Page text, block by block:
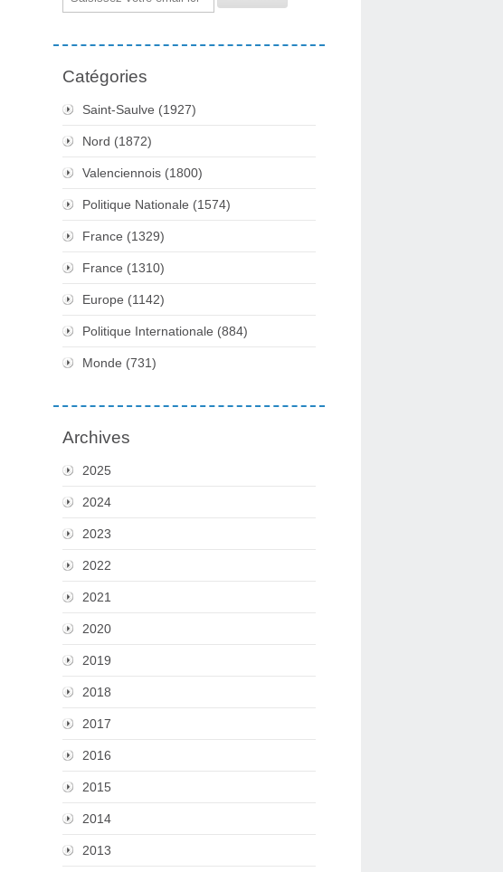
Catégories
Saint-Saulve (1927)
Nord (1872)
Valenciennois (1800)
Politique Nationale (1574)
France (1329)
France (1310)
Europe (1142)
Politique Internationale (884)
Monde (731)
Archives
2025
2024
2023
2022
2021
2020
2019
2018
2017
2016
2015
2014
2013